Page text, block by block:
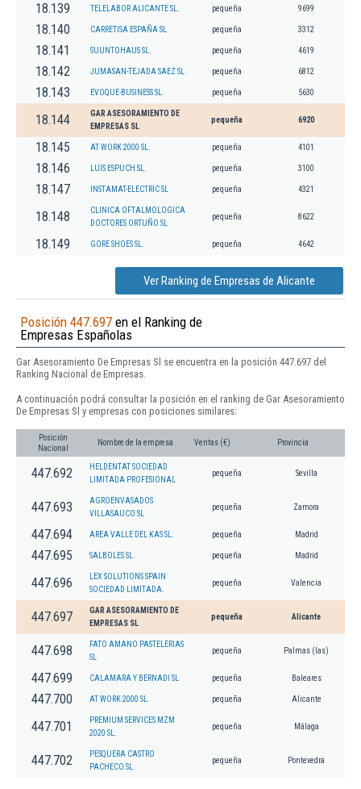
18.139 TELELABOR ALICANTE SL. pequeña 9699
18.140 CARRETISA ESPAÑA SL pequeña 3312
18.141 SUUNTOHAUS SL. pequeña 4619
18.142 JUMASAN-TEJADA SAEZ SL pequeña 6812
18.143 EVOQUE-BUSINESS SL. pequeña 5630
18.144
GAR ASESORAMIENTO DE
EMPRESAS SL
pequeña 6920
18.145 AT WORK 2000 SL. pequeña 4101
18.146 LUIS ESPUCH SL. pequeña 3100
18.147 INSTAMAT-ELECTRIC SL pequeña 4321
18.148
CLINICA OFTALMOLOGICA
DOCTORES ORTUÑO SL
pequeña 8622
18.149 GORE SHOES SL. pequeña 4642
Ver Ranking de Empresas de Alicante
Posición 447.697 en el Ranking de
Empresas Españolas
Gar Asesoramiento De Empresas Sl se encuentra en la posición 447.697 del
Ranking Nacional de Empresas.
A continuación podrá consultar la posición en el ranking de Gar Asesoramiento
De Empresas Sl y empresas con posiciones similares:
Posición
Nacional
Nombre de la empresa Ventas (€) Provincia
447.692
HELDENTAT SOCIEDAD
LIMITADA PROFESIONAL
pequeña Sevilla
447.693
AGROENVASADOS
VILLASAUCO SL
pequeña Zamora
447.694 AREA VALLE DEL KAS SL. pequeña Madrid
447.695 SALBOLES SL. pequeña Madrid
447.696
LEX SOLUTIONS SPAIN
SOCIEDAD LIMITADA.
pequeña Valencia
447.697
GAR ASESORAMIENTO DE
EMPRESAS SL
pequeña Alicante
447.698
FATO AMANO PASTELERIAS
SL
pequeña Palmas (las)
447.699 CALAMARA Y BERNADI SL pequeña Baleares
447.700 AT WORK 2000 SL. pequeña Alicante
447.701
PREMIUM SERVICES MZM
2020 SL.
pequeña Málaga
447.702
PESQUERA CASTRO
PACHECO SL.
pequeña Pontevedra